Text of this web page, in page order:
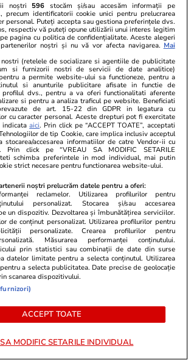
06:45
Marea Neagră a fost avariată
Gheorghe după un posibil impact
sau o mină
Citește mai multe
iulie 2026. Vărsătorii au unele
la locul de muncă ce dispar de la
vor deveni mai ușor de rezolvat
23 iul.
din 23 iulie 2026. Numerele
noștri 596 stocăm și/sau accesăm informații pe
precum identificatorii cookie unici pentru prelucrarea
personal. Puteți accepta sau gestiona preferințele dvs.
respectiv vă puteți opune utilizării unui interes legitim
pagina cu politica de confidențialitate. Aceste alegeri
noștri și nu vă vor afecta navigarea. Mai
(retelele de socializare si agentiile de publicitate
si furnizorii nostri de servicii de date analitice)
a permite website-ului sa functioneze, pentru a
si anunturile publicitare afisate in functie de
profilul dvs., pentru a va oferi functionalitati aferente
si pentru a analiza traficul pe website. Beneficiati
de art. 15-22 din GDPR in legatura cu
cu caracter personal. Aceste drepturi pot fi exercitate
indicataaici. Prin click pe “ACCEPT TOATE”, acceptati
de tip Cookie, care implica inclusiv acceptul
accesarea informatiilor de catre Vendor-ii cu
Prin click pe “VREAU SA MODIFIC SETARILE
schimba preferintele in mod individual, mai putin
strict necesare pentru functionarea website-ului.
noștri prelucrăm datele pentru a oferi:
reclamelor. Utilizarea profilurilor pentru
personalizat. Stocarea și/sau accesarea
un dispozitiv. Dezvoltarea și îmbunătățirea serviciilor.
de conținut personalizat. Utilizarea profilurilor pentru
personalizate. Crearea profilurilor pentru
Măsurarea performanței conținutului.
prin statistici sau combinații de date din surse
datelor limitate pentru a selecta conținutul. Utilizarea
a selecta publicitatea. Date precise de geolocație
scanarea dispozitivului.
ACCEPT TOATE
MODIFIC SETARILE INDIVIDUAL